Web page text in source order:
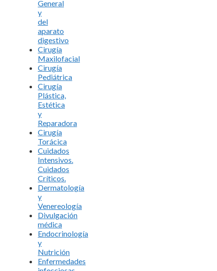
General
y
del
aparato
digestivo
Cirugía
Maxilofacial
Cirugía
Pediátrica
Cirugía
Plástica,
Estética
y
Reparadora
Cirugía
Torácica
Cuidados
Intensivos.
Cuidados
Críticos.
Dermatología
y
Venereología
Divulgación
médica
Endocrinología
y
Nutrición
Enfermedades